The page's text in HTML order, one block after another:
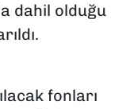
dahil olduğu
fonları